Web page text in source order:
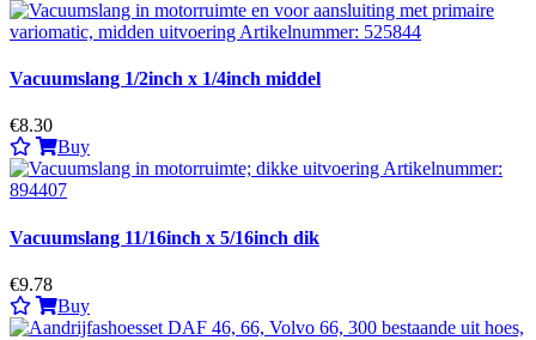
Vacuumslang 1/2inch x 1/4inch middel
€8.30
Buy
Vacuumslang 11/16inch x 5/16inch dik
€9.78
Buy